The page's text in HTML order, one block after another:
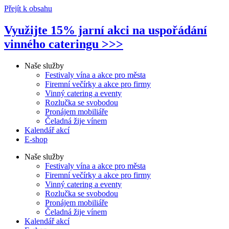
Přejít k obsahu
Využijte 15% jarní akci na uspořádání
vinného cateringu >>>
Naše služby
Festivaly vína a akce pro města
Firemní večírky a akce pro firmy
Vinný catering a eventy
Rozlučka se svobodou
Pronájem mobiliáře
Čeladná žije vínem
Kalendář akcí
E-shop
Naše služby
Festivaly vína a akce pro města
Firemní večírky a akce pro firmy
Vinný catering a eventy
Rozlučka se svobodou
Pronájem mobiliáře
Čeladná žije vínem
Kalendář akcí